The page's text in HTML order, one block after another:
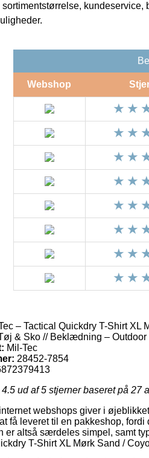
Webshop
– Tactical Quickdry T-Shirt XL
& Sko // Beklædning – Outdoor
Mil-Tec
28452-7854
4.5 ud af 5 stjerner baseret på 27
webshops giver i
få leveret til en pakkeshop,
er altså særdeles simpel, samt
T-Shirt XL Mørk Sand /